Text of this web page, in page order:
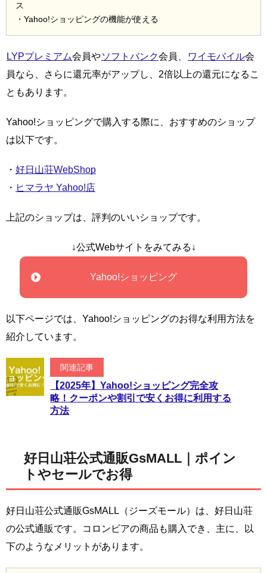
ス
・Yahoo!ショッピングの機能が使える
LYPプレミアム会員やソフトバンク会員、 ワイモバイル会
員なら、さらに還元率がアップし、2倍以上の還元になるこ
ともあります。
Yahoo!ショッピングで購入する際に、おすすめのショップ
は以下です。
・ 好日山荘WebShop
・ ヒマラヤ Yahoo!店
上記のショップは、評判のいいショップです。
↓公式Webサイトをみてみる↓
Yahoo!ショッピング
以下ページでは、Yahoo!ショッピングのお得な利用方法を
紹介しています。
関連記事
【2025年】Yahoo!ショッピング完全攻
略！クーポンや割引で安くお得に利用する
方法
好日山荘公式通販GsMALL｜ポイン
トやセールでお得
好日山荘公式通販GsMALL（ジーズモール）は、好日山荘
の公式通販です。コロンビアの商品も購入でき、主に、以
下のようなメリットがあります。